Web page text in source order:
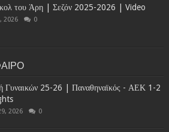
του Άρη | Σεζόν 2025-2026 | Video
2026 0
Γυναικών 25-26 | Παναθηναϊκός - ΑΕΚ 1-2
2026 0